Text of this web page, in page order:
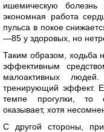
ишемическую
экономная работа
пульса в покое
—85 у здоровых, но
Таким образом, ходьба
эффективным
малоактивных
тренирующий эффект.
темпе прогулки, то
оказывает, хотя
С другой стороны, при